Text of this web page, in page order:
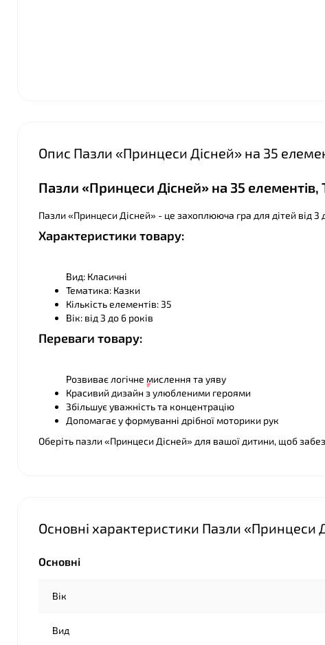
Опис Пазли «Принцеси Дісней» на 35
Пазли «Принцеси Дісней» на 35
Пазли «Принцеси Дісней» - це захоплююча гра для дітей від 3
Характеристики товару:
Вид: Класичні
Тематика: Казки
Кількість елементів: 35
Вік: від 3 до 6 років
Переваги товару:
Розвиває логічне мислення та уяву
Красивий дизайн з улюбленими героями
Збільшує уважність та концентрацію
Допомагає у формуванні дрібної моторики рук
Оберіть пазли «Принцеси Дісней» для вашої дитини, щоб
Основні характеристики Пазли «Принцеси
Основні
Вік
Вид
❤